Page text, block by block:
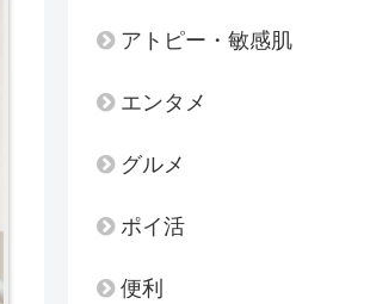
アトピー・敏感肌
エンタメ
グルメ
ポイ活
便利